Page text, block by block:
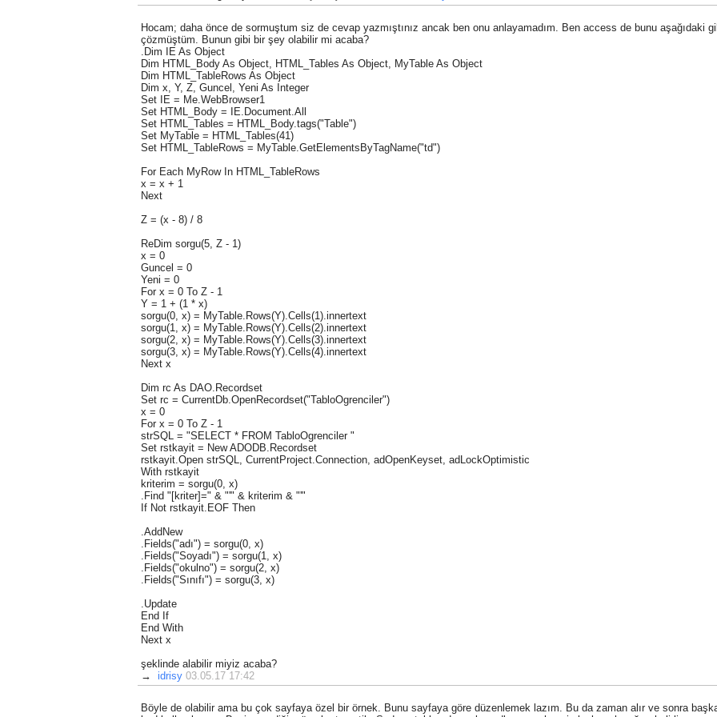
Hocam; daha önce de sormuştum siz de cevap yazmıştınız ancak ben onu anlayamadım. Ben access de bunu aşağıdaki
çözmüştüm. Bunun gibi bir şey olabilir mi acaba?
Dim IE As Object
Dim HTML_Body As Object, HTML_Tables As Object, MyTable As Object
Dim HTML_TableRows As Object
Dim x, Y, Z, Guncel, Yeni As Integer
Set IE = Me.WebBrowser1
Set HTML_Body = IE.Document.All
Set HTML_Tables = HTML_Body.tags("Table")
Set MyTable = HTML_Tables(41)
Set HTML_TableRows = MyTable.GetElementsByTagName("td")
For Each MyRow In HTML_TableRows
x = x + 1
Next
Z = (x - 8) / 8
ReDim sorgu(5, Z - 1)
x = 0
Guncel = 0
Yeni = 0
For x = 0 To Z - 1
Y = 1 + (1 * x)
sorgu(0, x) = MyTable.Rows(Y).Cells(1).innertext
sorgu(1, x) = MyTable.Rows(Y).Cells(2).innertext
sorgu(2, x) = MyTable.Rows(Y).Cells(3).innertext
sorgu(3, x) = MyTable.Rows(Y).Cells(4).innertext
Next x
Dim rc As DAO.Recordset
Set rc = CurrentDb.OpenRecordset("TabloOgrenciler")
x = 0
For x = 0 To Z - 1
strSQL = "SELECT * FROM TabloOgrenciler "
Set rstkayit = New ADODB.Recordset
rstkayit.Open strSQL, CurrentProject.Connection, adOpenKeyset, adLockOptimistic
With rstkayit
kriterim = sorgu(0, x)
.Find "[kriter]=" & "'" & kriterim & "'"
If Not rstkayit.EOF Then
.AddNew
.Fields("adı") = sorgu(0, x)
.Fields("Soyadı") = sorgu(1, x)
.Fields("okulno") = sorgu(2, x)
.Fields("Sınıfı") = sorgu(3, x)
.Update
End If
End With
Next x
şeklinde alabilir miyiz acaba?
→ idrisy 03.05.17 17:42
Böyle de olabilir ama bu çok sayfaya özel bir örnek. Bunu sayfaya göre düzenlemek lazım. Bu da zaman alır ve sonra